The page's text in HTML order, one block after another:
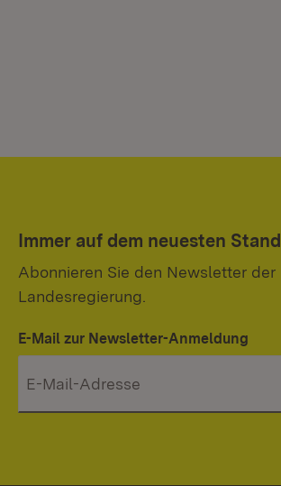
Immer auf dem neuesten Stand
Abonnieren Sie den Newsletter der
Landesregierung.
E-Mail zur Newsletter-Anmeldung